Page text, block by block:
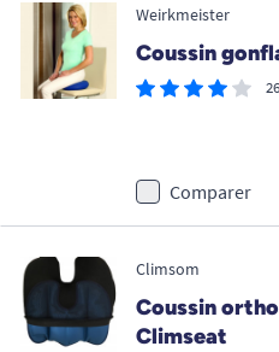
Weirkmeister
Coussin
Comparer
Climsom
Coussin
Climseat